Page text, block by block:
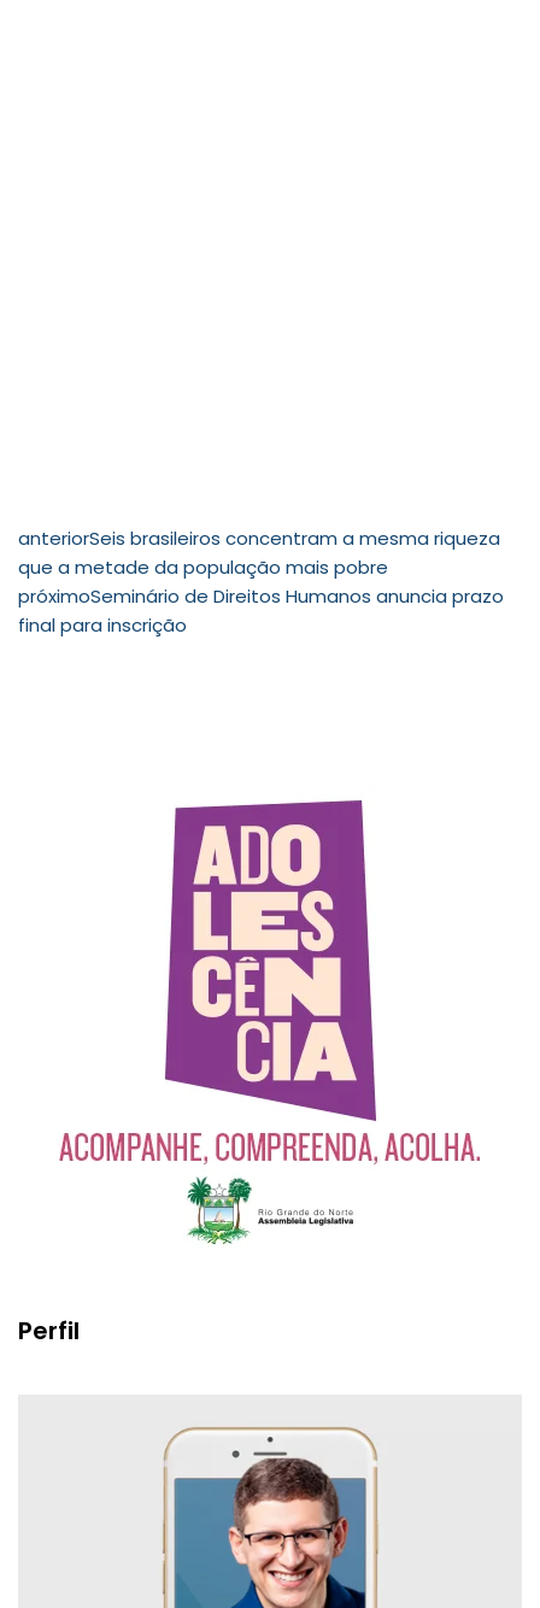
anteriorSeis brasileiros concentram a mesma riqueza
que a metade da população mais pobre
próximoSeminário de Direitos Humanos anuncia prazo
final para inscrição
Perfil